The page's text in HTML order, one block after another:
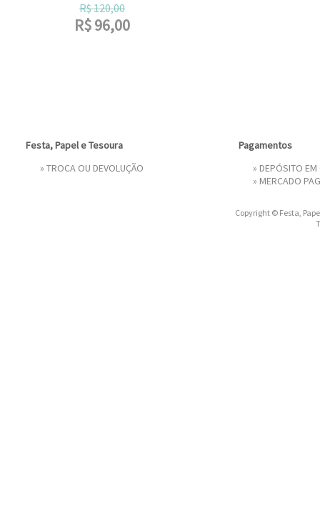
R$120,00
R$96,00
Festa, Papel e Tesoura
» TROCA OU DEVOLUÇÃO
Pagamentos
» DEPÓSITO EM
» MERCADO
Copyright © Festa,